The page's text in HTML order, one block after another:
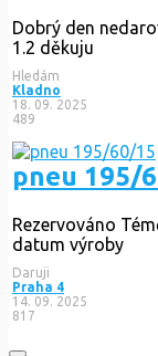
Dobrý den
1.2 děkuju
Hledám
Kladno
18. 09. 2025
489
pneu 195/
Rezervováno
datum výroby
Daruji
Praha 4
14. 09. 2025
817